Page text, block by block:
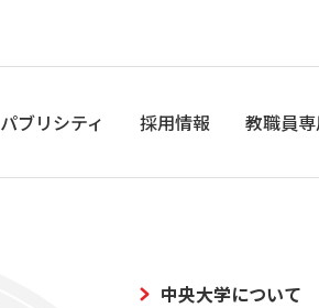
パブリシティ 採用情報 教職員
中央大学について